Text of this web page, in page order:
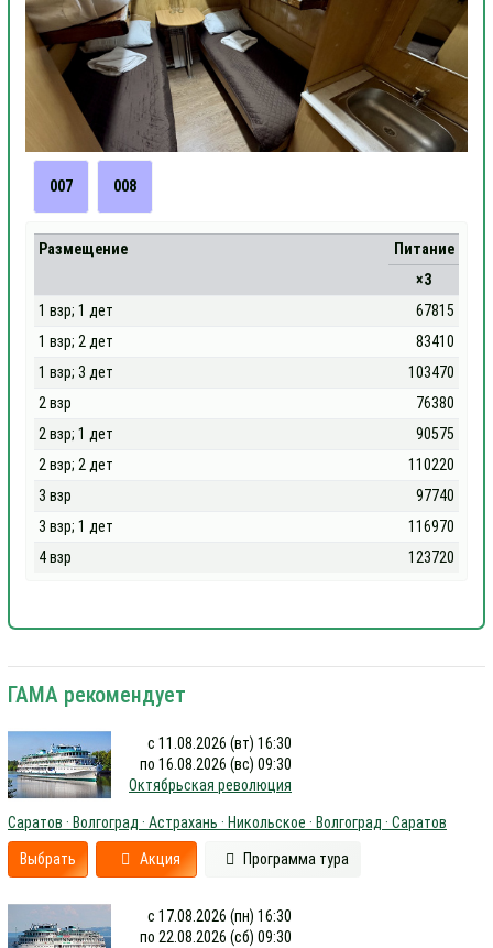
007 008
Размещение
Питание
×3
1 взр; 1 дет
67815
1 взр; 2 дет
83410
1 взр; 3 дет
103470
2 взр
76380
2 взр; 1 дет
90575
2 взр; 2 дет
110220
3 взр
97740
3 взр; 1 дет
116970
4 взр
123720
ГАМА рекомендует
с 11.08.2026 (вт) 16:30
по 16.08.2026 (вс) 09:30
Октябрьская революция
Саратов · Волгоград · Астрахань · Никольское · Волгоград · Саратов
Выбрать Акция Программа тура
с 17.08.2026 (пн) 16:30
по 22.08.2026 (сб) 09:30